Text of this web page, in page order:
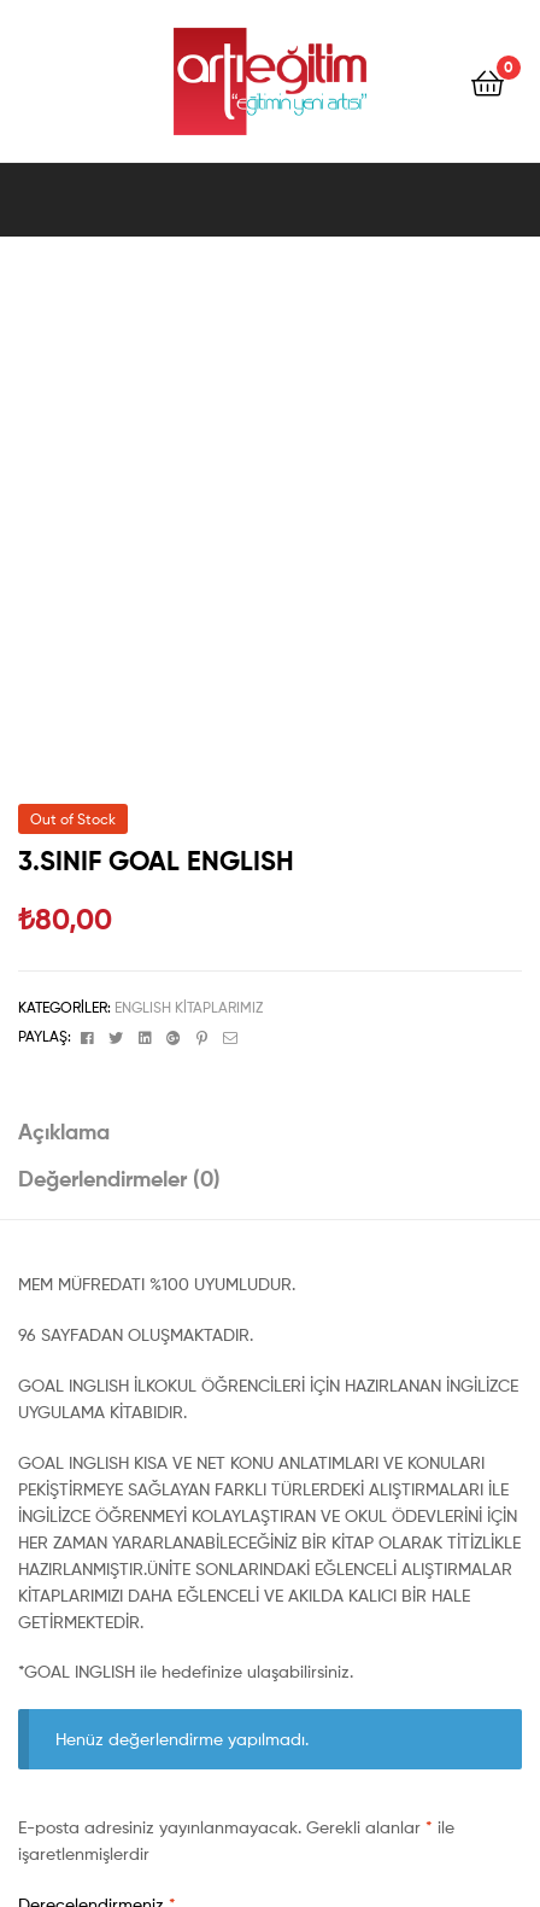
Artı
0
Out of Stock
3.SINIF GOAL ENGLISH
₺80,00
KATEGORILER: ENGLISH KİTAPLARIMIZ
PAYLAŞ:
FacebookTwitterLinkedinGoogle+Pinterest
Email
Açıklama
Değerlendirmeler (0)
MEM MÜFREDATI %100 UYUMLUDUR.
96 SAYFADAN OLUŞMAKTADIR.
GOAL INGLISH İLKOKUL ÖĞRENCİLERİ İÇİN HAZIRLANAN İNGİLİZCE
UYGULAMA KİTABIDIR.
GOAL INGLISH KISA VE NET KONU ANLATIMLARI VE KONULARI
PEKİŞTİRMEYE SAĞLAYAN FARKLI TÜRLERDEKİ ALIŞTIRMALARI İLE
İNGİLİZCE ÖĞRENMEYİ KOLAYLAŞTIRAN VE OKUL ÖDEVLERİNİ İÇİN
HER ZAMAN YARARLANABİLECEĞİNİZ BİR KİTAP OLARAK TİTİZLİKLE
HAZIRLANMIŞTIR.ÜNİTE SONLARINDAKİ EĞLENCELİ ALIŞTIRMALAR
KİTAPLARIMIZI DAHA EĞLENCELİ VE AKILDA KALICI BİR HALE
GETİRMEKTEDİR.
*GOAL INGLISH ile hedefinize ulaşabilirsiniz.
Henüz değerlendirme yapılmadı.
E-posta adresiniz yayınlanmayacak. Gerekli alanlar * ile
işaretlenmişlerdir